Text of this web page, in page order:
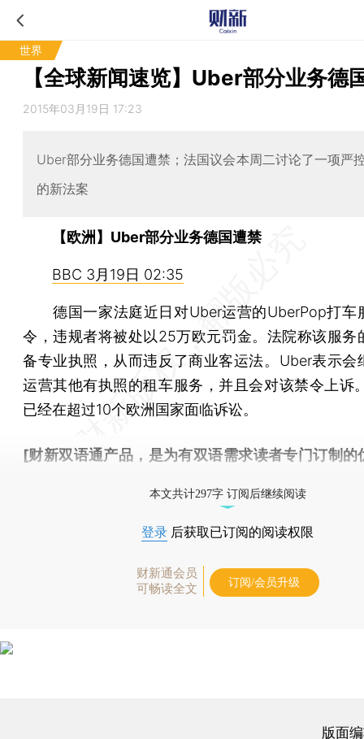
世界
【全球新闻速览】Uber部分业务德
2015年03月19日 17:23
Uber部分业务德国遭禁；法国议会本周二讨论了一项严
的新法案
【欧洲】Uber部分业务德国遭禁
BBC 3月19日 02:35
德国一家法庭近日对Uber运营的UberPop打车
令，违规者将被处以25万欧元罚金。法院称该服务
备专业执照，从而违反了商业客运法。Uber表示会
运营其他有执照的租车服务，并且会对该禁令上诉
已经在超过10个欧洲国家面临诉讼。
[财新双语通产品，是为有双语需求读者专门订制的
本文共计297字 订阅后继续阅读
登录 后获取已订阅的阅读权限
财新通会员
可畅读全文
订阅/会员升级
版面